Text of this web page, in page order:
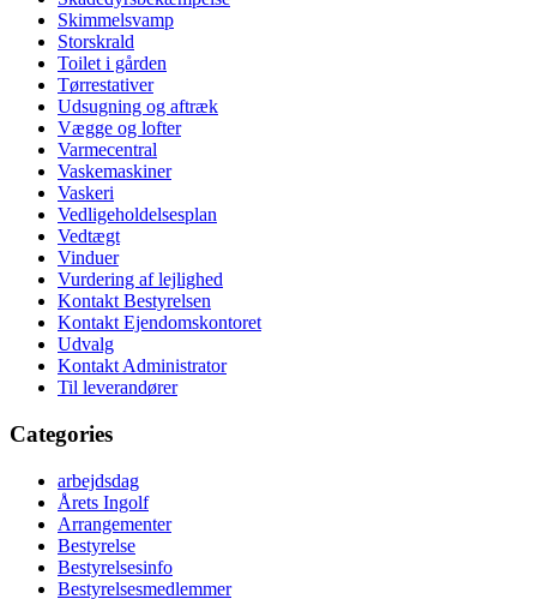
Skimmelsvamp
Storskrald
Toilet i gården
Tørrestativer
Udsugning og aftræk
Vægge og lofter
Varmecentral
Vaskemaskiner
Vaskeri
Vedligeholdelsesplan
Vedtægt
Vinduer
Vurdering af lejlighed
Kontakt Bestyrelsen
Kontakt Ejendomskontoret
Udvalg
Kontakt Administrator
Til leverandører
Categories
arbejdsdag
Årets Ingolf
Arrangementer
Bestyrelse
Bestyrelsesinfo
Bestyrelsesmedlemmer